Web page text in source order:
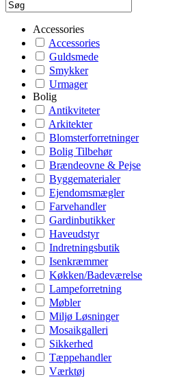
Accessories
Accessories
Guldsmede
Smykker
Urmager
Bolig
Antikviteter
Arkitekter
Blomsterforretninger
Bolig Tilbehør
Brændeovne & Pejse
Byggematerialer
Ejendomsmægler
Farvehandler
Gardinbutikker
Haveudstyr
Indretningsbutik
Isenkræmmer
Køkken/Badeværelse
Lampeforretning
Møbler
Miljø Løsninger
Mosaikgalleri
Sikkerhed
Tæppehandler
Værktøj